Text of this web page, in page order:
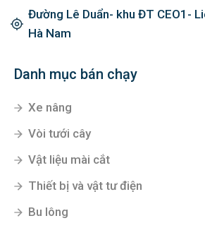
Đường Lê Duẩn- khu ĐT CEO1-
Hà Nam
Danh mục bán chạy
Xe nâng
Vòi tưới cây
Vật liệu mài cắt
Thiết bị và vật tư điện
Bu lông